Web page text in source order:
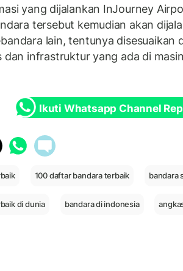
yang dijalankan InJourney
tersebut kemudian akan
lain, tentunya disesuaikan
dan infrastruktur yang ada di
Ikuti Whatsapp Channel
100 daftar bandara terbaik bandara
di dunia bandara di indonesia